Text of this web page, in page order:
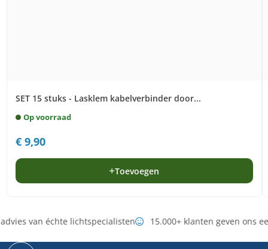
SET 15 stuks - Lasklem kabelverbinder door...
Op voorraad
€9,90
Toevoegen
van échte lichtspecialisten 15.000+ klanten geven ons